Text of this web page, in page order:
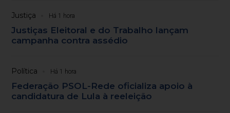
Justiça Há 1 hora
Justiças Eleitoral e do Trabalho lançam
campanha contra assédio
Política Há 1 hora
Federação PSOL-Rede oficializa apoio à
candidatura de Lula à reeleição